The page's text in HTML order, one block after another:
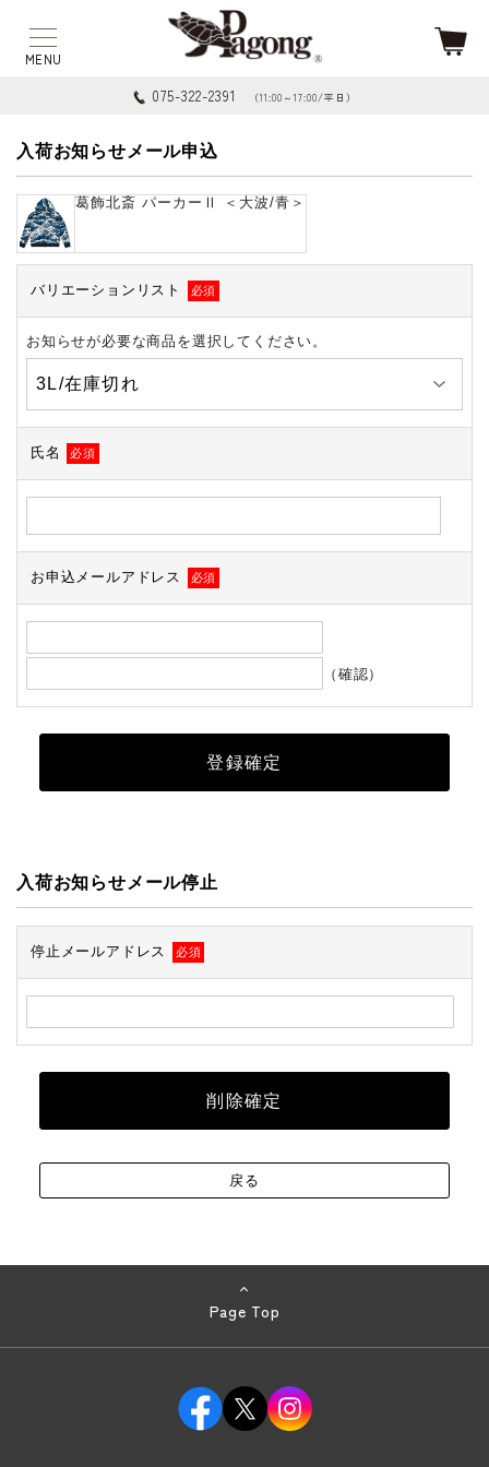
075-322-2391 （11:00～17:00/平日）
入荷お知らせメール申込
葛飾北斎 パーカーⅡ ＜大波/青＞
バリエーションリスト 必須
お知らせが必要な商品を選択してください。
氏名 必須
お申込メールアドレス 必須
（確認）
入荷お知らせメール停止
停止メールアドレス 必須
Page Top